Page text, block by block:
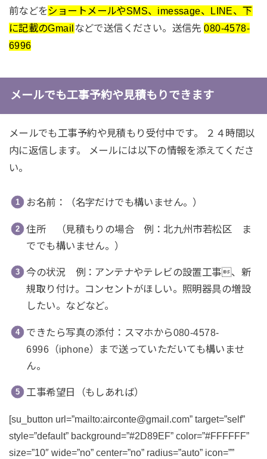
前などをショートメールやSMS、imessage、LINE、下
に記載のGmail などで送信ください。送信先080-4578-
6996
メールでも工事予約や見積もりできます
メールでも工事予約や見積もり受付中です。 ２４時間以
内に返信します。 メールには以下の情報を添えてくださ
い。
お名前：（名字だけでも構いません。）
住所 （見積もりの場合 例：北九州市若松区 ま
ででも構いません。）
今の状況 例：アンテナやテレビの設置工事、新
規取り付け。コンセントがほしい。照明器具の増設
したい。などなど。
できたら写真の添付：スマホから080-4578-
6996（iphone）まで送っていただいても構いませ
ん。
工事希望日（もしあれば）
[su_button url=”mailto:airconte@gmail.com” target=”self”
style=”default” background=”#2D89EF” color=”#FFFFFF”
size=”10″ wide=”no” center=”no” radius=”auto” icon=””